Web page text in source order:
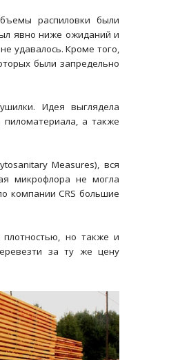
распиловки были
явно ниже ожиданий и
удавалось. Кроме того,
были запредельно
Идея выглядела
пиломатериала, а также
Measures), вся
микрофлора не могла
компании CRS большие
плотностью, но также и
за ту же цену